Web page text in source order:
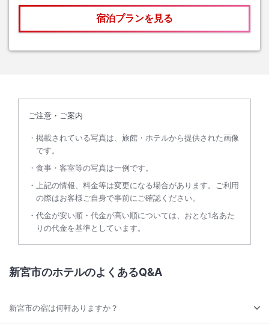
宿泊プランを見る
ご注意・ご案内
掲載されている写真は、旅館・ホテルから提供された画像
です。
食事・客室等の写真は一例です。
上記の情報、料金等は変更になる場合があります。ご利用
の際はお客様ご自身で事前にご確認ください。
代金が安い順・代金が高い順については、おとな1名あた
りの代金を基準としています。
新宮市のホテルのよくあるQ&A
新宮市の宿は何軒ありますか？